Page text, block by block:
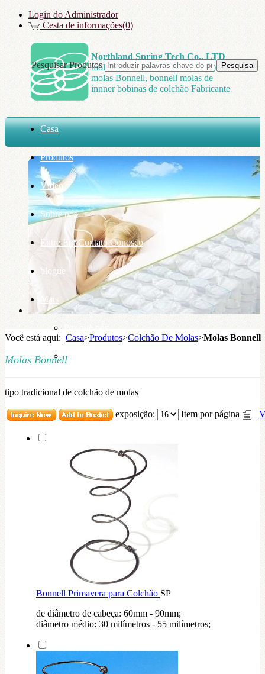
Login do Administrador
Cesta de informações(0)
Northland Spring Tech Co., LTD
molas Bonnell, China (Mainland)
molas Bonnell, bonnell molas de
innner bobinas de colchão Fabricante
Casa
Produtos
Vídeo
Sobre nós
Entre Em Contato Conosco
blogue
Mais
Por que nós
base de conhecimento
Pesquisar Produtos
Você está aqui: Casa>Produtos>Colchão De Molas>Molas Bonnell
Molas Bonnell
tipo tradicional de colchão de molas
exposição: Item por página
Bonnell Primavera para Colchão SP
de diâmetro de cabeça: 60mm - 90mm;
diâmetro médio: 30 milímetros - 55 milímetros;